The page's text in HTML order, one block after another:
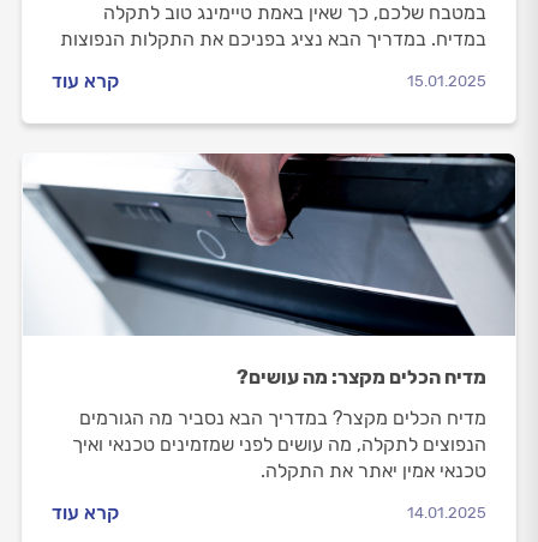
במטבח שלכם, כך שאין באמת טיימינג טוב לתקלה
במדיח. במדריך הבא נציג בפניכם את התקלות הנפוצות
לרכוש מדיח חדש.
15.01.2025 קרא עוד
מדיח הכלים מקצר: מה עושים?
מדיח הכלים מקצר? במדריך הבא נסביר מה הגורמים
הנפוצים לתקלה, מה עושים לפני שמזמינים טכנאי ואיך
טכנאי אמין יאתר את התקלה.
14.01.2025 קרא עוד